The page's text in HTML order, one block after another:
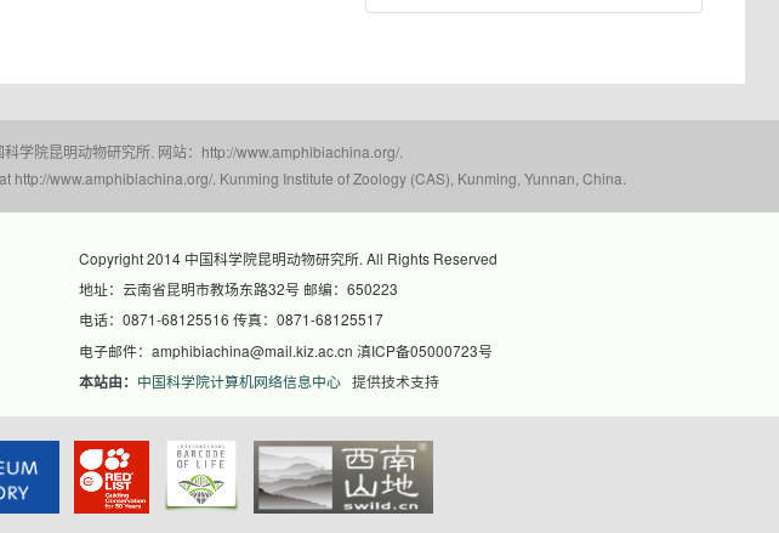
学院昆明动物研究所. 网站：http://www.amphibiachina.org/.
www.amphibiachina.org/. Kunming Institute of Zoology (CAS), Kunming, Yunnan, China.
Copyright 2014 中国科学院昆明动物研究所. All Rights Reserved
地址：云南省昆明市教场东路32号 邮编：650223
电话：0871-68125516 传真：0871-68125517
电子邮件：amphibiachina@mail.kiz.ac.cn 滇ICP备05000723号
本站由： 中国科学院计算机网络信息中心提供技术支持